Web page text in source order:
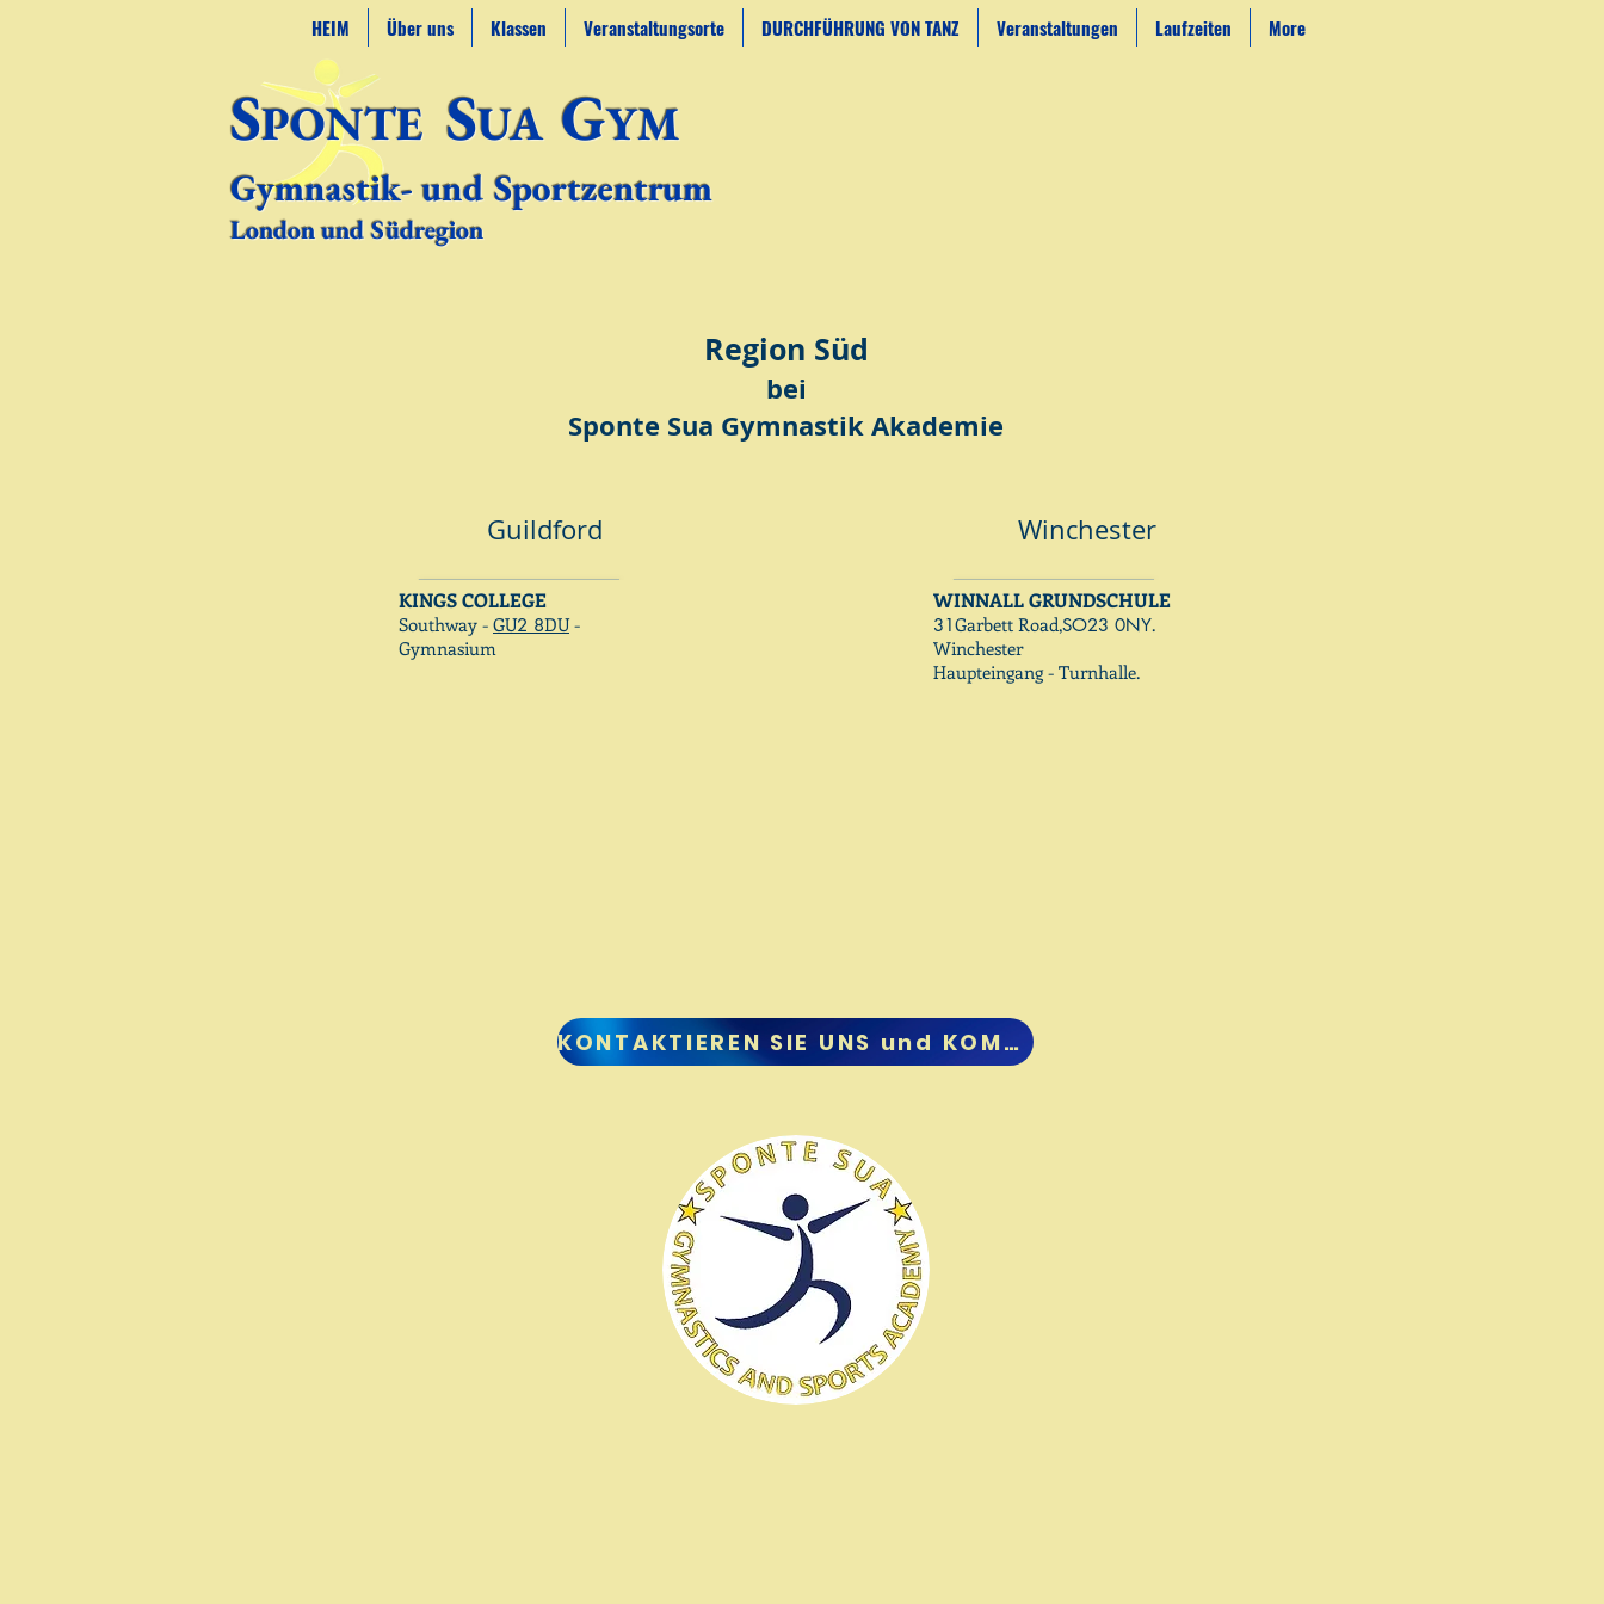
HEIM Über uns Klassen Veranstaltungsorte DURCHFÜHRUNG VON TANZ Veranstaltungen Laufzeiten More
SPONTE SUA GYM​
Gymnastik- und Sportzentrum
London und Südregion
Region Süd
bei
Sponte Sua Gymnastik Akademie
Guildford
KINGS COLLEGE
Southway - GU2 8DU-
Gymnasium
Winchester
WINNALL GRUNDSCHULE
31Garbett Road,SO23 0NY.
Winchester
Haupteingang - Turnhalle.
KONTAKTIEREN SIE UNS und KOMMEN SIE HEUTE ZU UNS